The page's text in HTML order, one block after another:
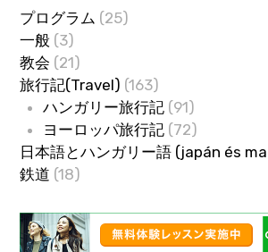
プログラム (25)
一般 (3)
教会 (21)
旅行記(Travel) (163)
ハンガリー旅行記(91)
ヨーロッパ旅行記(72)
日本語とハンガリー語 (japán és
鉄道 (18)